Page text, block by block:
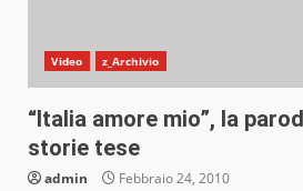
Video z_Archivio
“Italia amore mio”, la
storie tese
admin Febbraio 24, 2010